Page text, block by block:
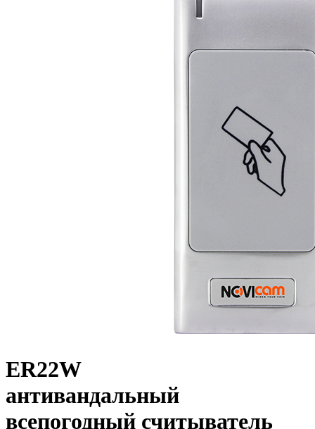
ER22W
антивандальный
всепогодный считыватель